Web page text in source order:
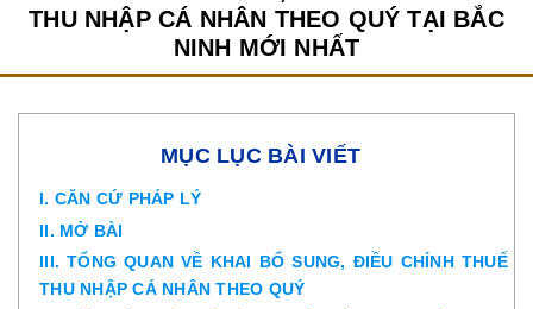
ĐÀO TẠO TUYỂN DỤNG
THU NHẬP CÁ NHÂN THEO QUÝ TẠI BẮC
NINH MỚI NHẤT
MỤC LỤC BÀI VIẾT
I. CĂN CỨ PHÁP LÝ
II. MỞ BÀI
III. TỔNG QUAN VỀ KHAI BỔ SUNG, ĐIỀU CHỈNH THUẾ
THU NHẬP CÁ NHÂN THEO QUÝ